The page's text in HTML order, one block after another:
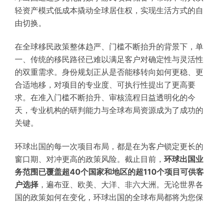
轻资产模式低成本撬动全球居住权，实现生活方式的自
由切换。
在全球移民政策整体趋严、门槛不断抬升的背景下，单
一、传统的移民路径已难以满足客户对确定性与灵活性
的双重需求。身份规划正从是否能移转向如何更稳、更
合适地移，对项目的专业度、可执行性提出了更高要
求。在准入门槛不断抬升、审核流程日益透明化的今
天，专业机构的研判能力与全球布局资源成为了成功的
关键。
环球出国的每一次项目布局 ，都是在为客户锁定更长的
窗口期、对冲更高的政策风险。截止目前， 环球出国业
务范围已覆盖超40个国家和地区的超110个项目可供客
户选择 ，遍布亚、欧美、大洋、非六大洲。无论世界各
国的政策如何在变化，环球出国的全球布局都将为您保